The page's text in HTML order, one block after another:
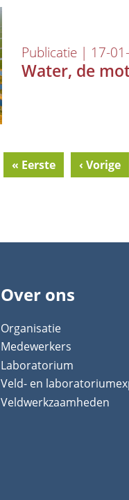
Publicatie | 17-
Water, de
First
page
« Eerste
Previous
page
‹ Vorige
Over ons
Organisatie
Medewerkers
Laboratorium
Veld- en
Veldwerkzaamheden